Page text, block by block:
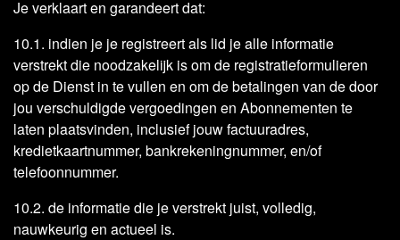
Je verklaart en garandeert dat:
10.1. indien je je registreert als lid je alle informatie
verstrekt die noodzakelijk is om de registratieformulieren
op de Dienst in te vullen en om de betalingen van de door
jou verschuldigde vergoedingen en Abonnementen te
laten plaatsvinden, inclusief jouw factuuradres,
kredietkaartnummer, bankrekeningnummer, en/of
telefoonnummer.
10.2. de informatie die je verstrekt juist, volledig,
nauwkeurig en actueel is.